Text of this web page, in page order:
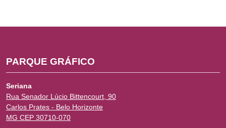
PARQUE GRÁFICO
Seriana
Rua Senador Lúcio Bittencourt, 90
Carlos Prates - Belo Horizonte
MG CEP 30710-070